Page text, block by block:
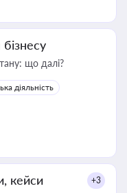
що далі?
діяльність
кейси +3